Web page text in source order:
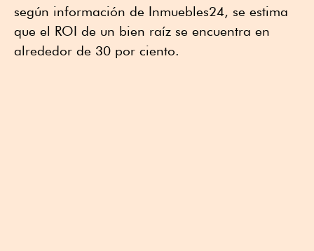
según información de Inmuebles24, se estima
que el ROI de un bien raíz se encuentra en
alrededor de 30 por ciento.